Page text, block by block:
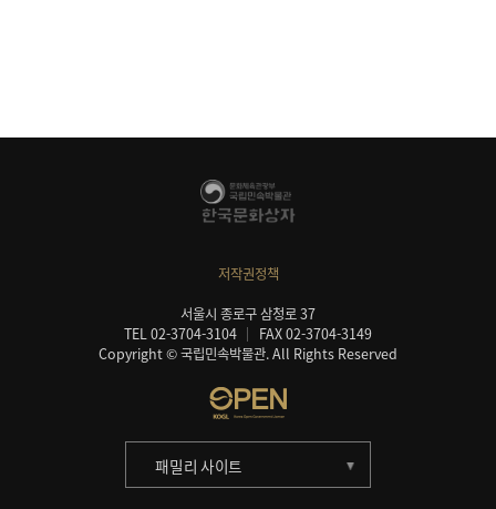
저작권정책
서울시 종로구 삼청로 37
TEL 02-3704-3104
FAX 02-3704-3149
Copyright © 국립민속박물관. All Rights Reserved
패밀리 사이트